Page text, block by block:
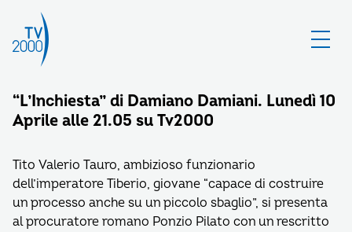
“L’Inchiesta” di Damiano Damiani. Lunedì 10
Aprile alle 21.05 su Tv2000
Tito Valerio Tauro, ambizioso funzionario
dell’imperatore Tiberio, giovane “capace di costruire
un processo anche su un piccolo sbaglio”, si presenta
al procuratore romano Ponzio Pilato con un rescritto